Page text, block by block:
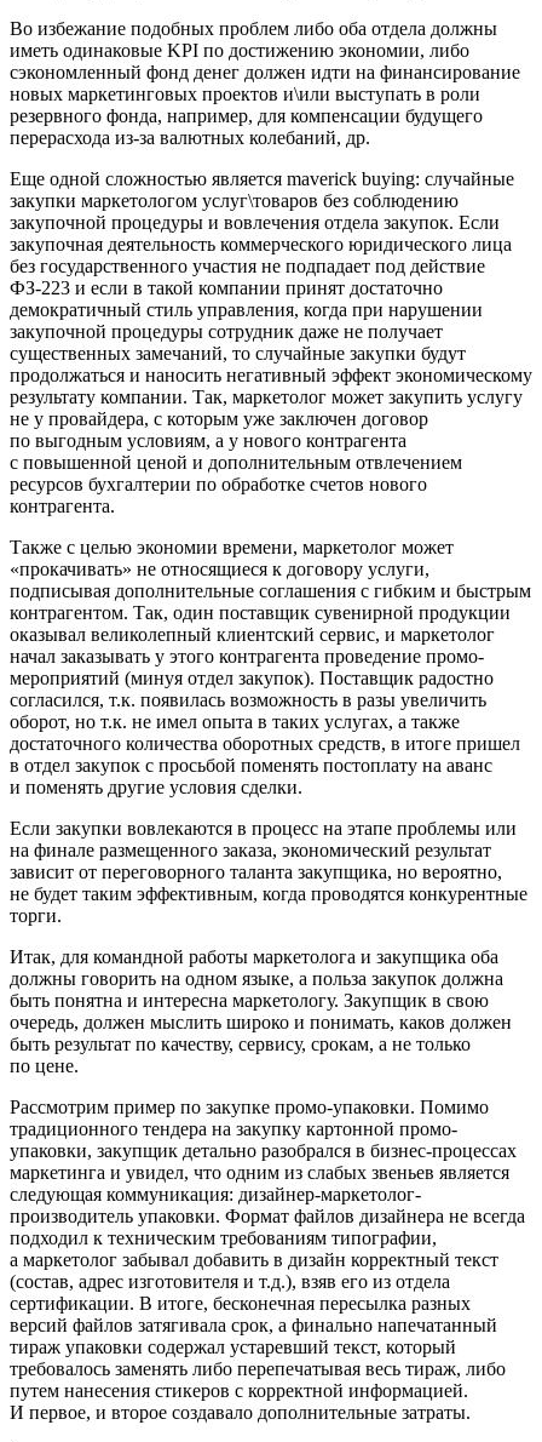
Во избежание подобных проблем либо оба отдела должны
иметь одинаковые KPI по достижению экономии, либо
сэкономленный фонд денег должен идти на финансирование
новых маркетинговых проектов и\или выступать в роли
резервного фонда, например, для компенсации будущего
перерасхода из-за валютных колебаний, др.
Еще одной сложностью является maverick buying: случайные
закупки маркетологом услуг\товаров без соблюдению
закупочной процедуры и вовлечения отдела закупок. Если
закупочная деятельность коммерческого юридического лица
без государственного участия не подпадает под действие
ФЗ-223 и если в такой компании принят достаточно
демократичный стиль управления, когда при нарушении
закупочной процедуры сотрудник даже не получает
существенных замечаний, то случайные закупки будут
продолжаться и наносить негативный эффект экономическому
результату компании. Так, маркетолог может закупить услугу
не у провайдера, с которым уже заключен договор
по выгодным условиям, а у нового контрагента
с повышенной ценой и дополнительным отвлечением
ресурсов бухгалтерии по обработке счетов нового
контрагента.
Также с целью экономии времени, маркетолог может
«прокачивать» не относящиеся к договору услуги,
подписывая дополнительные соглашения с гибким и быстрым
контрагентом. Так, один поставщик сувенирной продукции
оказывал великолепный клиентский сервис, и маркетолог
начал заказывать у этого контрагента проведение промо-
мероприятий (минуя отдел закупок). Поставщик радостно
согласился, т.к. появилась возможность в разы увеличить
оборот, но т.к. не имел опыта в таких услугах, а также
достаточного количества оборотных средств, в итоге пришел
в отдел закупок с просьбой поменять постоплату на аванс
и поменять другие условия сделки.
Если закупки вовлекаются в процесс на этапе проблемы или
на финале размещенного заказа, экономический результат
зависит от переговорного таланта закупщика, но вероятно,
не будет таким эффективным, когда проводятся конкурентные
торги.
Итак, для командной работы маркетолога и закупщика оба
должны говорить на одном языке, а польза закупок должна
быть понятна и интересна маркетологу. Закупщик в свою
очередь, должен мыслить широко и понимать, каков должен
быть результат по качеству, сервису, срокам, а не только
по цене.
Рассмотрим пример по закупке промо-упаковки. Помимо
традиционного тендера на закупку картонной промо-
упаковки, закупщик детально разобрался в бизнес-процессах
маркетинга и увидел, что одним из слабых звеньев является
следующая коммуникация: дизайнер-маркетолог-
производитель упаковки. Формат файлов дизайнера не всегда
подходил к техническим требованиям типографии,
а маркетолог забывал добавить в дизайн корректный текст
(состав, адрес изготовителя и т.д.), взяв его из отдела
сертификации. В итоге, бесконечная пересылка разных
версий файлов затягивала срок, а финально напечатанный
тираж упаковки содержал устаревший текст, который
требовалось заменять либо перепечатывая весь тираж, либо
путем нанесения стикеров с корректной информацией.
И первое, и второе создавало дополнительные затраты.